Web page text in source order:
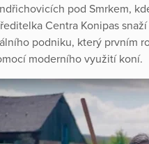
pod Smrkem,
Centra Konipas
podniku, který prvním
moderního využití koní.